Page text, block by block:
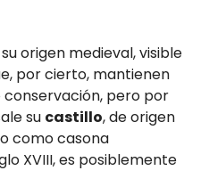
origen medieval, visible
por cierto, mantienen
pero por
su castillo, de origen
como casona
XVIII, es posiblemente